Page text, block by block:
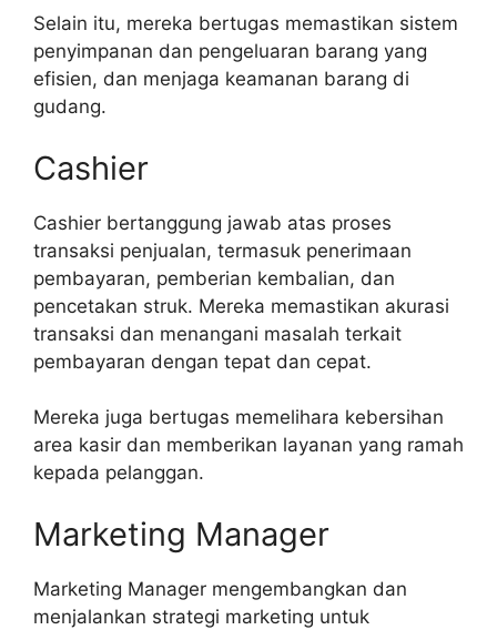
Selain itu, mereka bertugas memastikan sistem
penyimpanan dan pengeluaran barang yang
efisien, dan menjaga keamanan barang di
gudang.
Cashier
Cashier bertanggung jawab atas proses
transaksi penjualan, termasuk penerimaan
pembayaran, pemberian kembalian, dan
pencetakan struk. Mereka memastikan akurasi
transaksi dan menangani masalah terkait
pembayaran dengan tepat dan cepat.
Mereka juga bertugas memelihara kebersihan
area kasir dan memberikan layanan yang ramah
kepada pelanggan.
Marketing Manager
Marketing Manager mengembangkan dan
menjalankan strategi marketing untuk